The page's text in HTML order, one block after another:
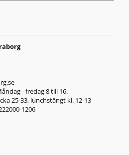
- fredag 8 till 16.
25-33, lunchstängt kl. 12-13
1206